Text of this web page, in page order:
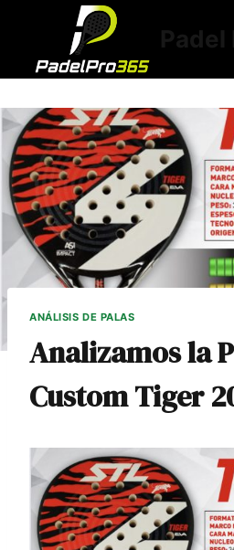
contenido
ANÁLISIS DE PALAS
Analizamos la
Custom Tiger